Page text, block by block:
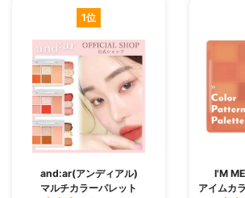
1位
and:ar(アンディアル)
マルチカラーパレット
I'M
アイムカ